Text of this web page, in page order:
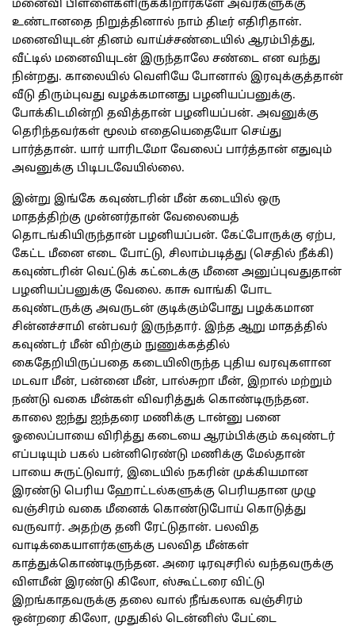
மனைவி பிள்ளைகளிருக்கிறார்களே அவர்களுக்கு
உண்டானதை நிறுத்தினால் நாம் திடீர் எதிரிதான்.
மனைவியுடன் தினம் வாய்ச்சண்டையில் ஆரம்பித்து,
வீட்டில் மனைவியுடன் இருந்தாலே சண்டை என வந்து
நின்றது. காலையில் வெளியே போனால் இரவுக்குத்தான்
வீடு திரும்புவது வழக்கமானது பழனியப்பனுக்கு.
போக்கிடமின்றி தவித்தான் பழனியப்பன். அவனுக்கு
தெரிந்தவர்கள் மூலம் எதையெதையோ செய்து
பார்த்தான். யார் யாரிடமோ வேலைப் பார்த்தான் எதுவும்
அவனுக்கு பிடிபடவேயில்லை.
இன்று இங்கே கவுண்டரின் மீன் கடையில் ஒரு
மாதத்திற்கு முன்னர்தான் வேலையைத்
தொடங்கியிருந்தான் பழனியப்பன். கேட்போருக்கு ஏற்ப,
கேட்ட மீனை எடை போட்டு, சிலாம்படித்து (செதில் நீக்கி)
கவுண்டரின் வெட்டுக் கட்டைக்கு மீனை அனுப்புவதுதான்
பழனியப்பனுக்கு வேலை. காசு வாங்கி போட
கவுண்டருக்கு அவருடன் குடிக்கும்போது பழக்கமான
சின்னச்சாமி என்பவர் இருந்தார். இந்த ஆறு மாதத்தில்
கவுண்டர் மீன் விற்கும் நுணுக்கத்தில்
கைதேறியிருப்பதை கடையிலிருந்த புதிய வரவுகளான
மடவா மீன், பன்னை மீன், பால்சுறா மீன், இறால் மற்றும்
நண்டு வகை மீன்கள் விவரித்துக் கொண்டிருந்தன.
காலை ஐந்து ஐந்தரை மணிக்கு டான்னு பனை
ஓலைப்பாயை விரித்து கடையை ஆரம்பிக்கும் கவுண்டர்
எப்படியும் பகல் பன்னிரெண்டு மணிக்கு மேல்தான்
பாயை சுருட்டுவார், இடையில் நகரின் முக்கியமான
இரண்டு பெரிய ஹோட்டல்களுக்கு பெரியதான முழு
வஞ்சிரம் வகை மீனைக் கொண்டுபோய் கொடுத்து
வருவார். அதற்கு தனி ரேட்டுதான். பலவித
வாடிக்கையாளர்களுக்கு பலவித மீன்கள்
காத்துக்கொண்டிருந்தன. அரை டிரவுசரில் வந்தவருக்கு
விளமீன் இரண்டு கிலோ, ஸ்கூட்டரை விட்டு
இறங்காதவருக்கு தலை வால் நீங்கலாக வஞ்சிரம்
ஒன்றரை கிலோ, முதுகில் டென்னிஸ் பேட்டை